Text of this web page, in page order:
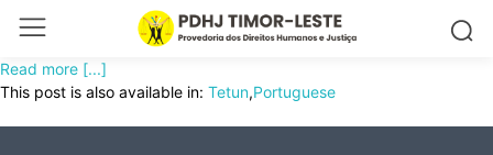
Read more [...]
This post is also available in: Tetun Portuguese